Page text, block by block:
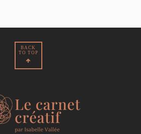
BACK
TO TOP